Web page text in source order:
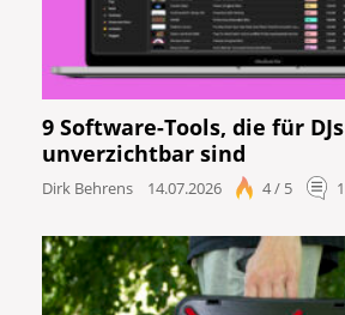
9 Software-Tools, die für DJs
unverzichtbar sind
Dirk Behrens 14.07.2026 4 / 5 1